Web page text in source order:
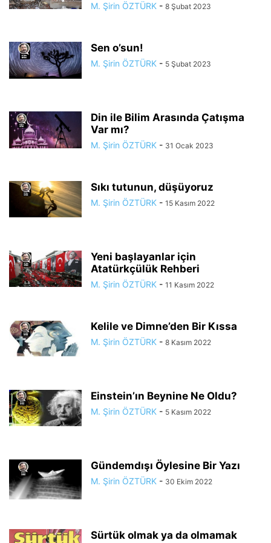
M. Şirin ÖZTÜRK - 8 Şubat 2023
Sen o’sun!
M. Şirin ÖZTÜRK - 5 Şubat 2023
Din ile Bilim Arasında Çatışma
Var mı?
M. Şirin ÖZTÜRK - 31 Ocak 2023
Sıkı tutunun, düşüyoruz
M. Şirin ÖZTÜRK - 15 Kasım 2022
Yeni başlayanlar için
Atatürkçülük Rehberi
M. Şirin ÖZTÜRK - 11 Kasım 2022
Kelile ve Dimne’den Bir Kıssa
M. Şirin ÖZTÜRK - 8 Kasım 2022
Einstein’ın Beynine Ne Oldu?
M. Şirin ÖZTÜRK - 5 Kasım 2022
Gündemdışı Öylesine Bir Yazı
M. Şirin ÖZTÜRK - 30 Ekim 2022
Sürtük olmak ya da olmamak